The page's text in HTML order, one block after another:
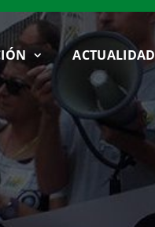
ACTUALIDAD